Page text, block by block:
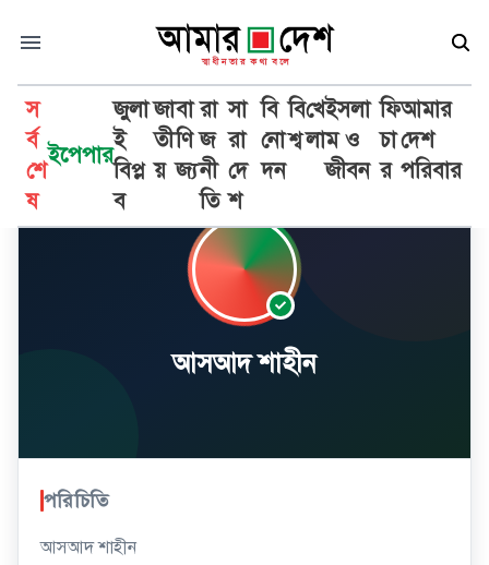
স
র্ব
শে
ষ
ইপেপার
জুলা
ই
বিপ্ল
ব
জা
তী
য়
বা
ণি
জ্য
রা
জ
নী
তি
সা
রা
দে
শ
বি
নো
দন
বি
শ্ব
খে
লা
ইসলা
ম ও
জীবন
ফি
চা
র
আমার
দেশ
পরিবার
আসআদ শাহীন
পরিচিতি
আসআদ শাহীন